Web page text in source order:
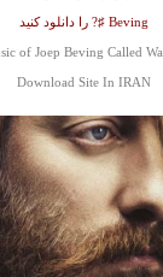
Beving ♯? را دانلود کنید
of Joep Beving Called
Download Site In IRAN